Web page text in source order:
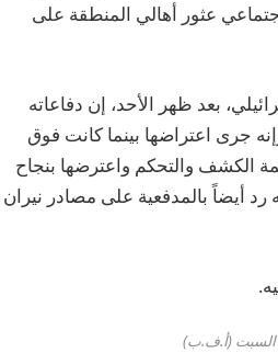
عثور أهالي المنطقة على
بعد ظهر الأحد، إن دفاعاته
جرى اعتراضها بينما كانت فوق
الكشف والتحكم واعترضها بنجاح
رد أيضاً بالمدفعية على مصادر نيران
السبت (أ.ف.ب)